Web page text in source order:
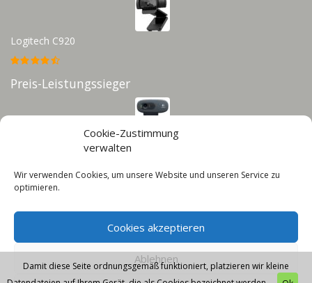
Cookie-Zustimmung
verwalten
Wir verwenden Cookies, um unsere Website und unseren Service zu
optimieren.
Cookies akzeptieren
Ablehnen
Logitech C920
Preis-Leistungssieger
Infos
Cookie-Richtlinie (EU)
Damit diese Seite ordnungsgemäß funktioniert, platzieren wir kleine